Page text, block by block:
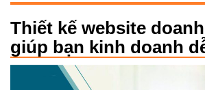
Thiết kế website
giúp bạn kinh doanh